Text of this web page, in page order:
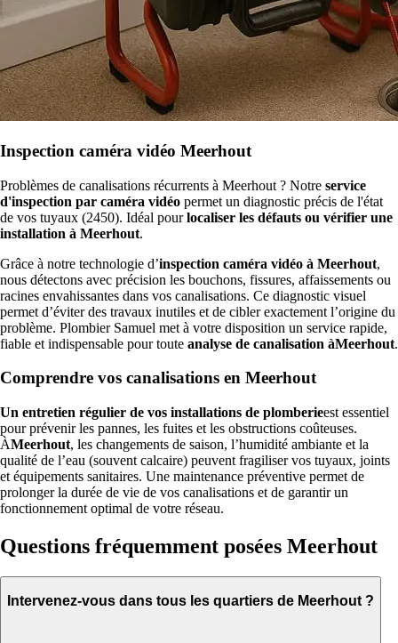
Inspection caméra vidéo Meerhout
Problèmes de canalisations récurrents à Meerhout ? Notre service
d'inspection par caméra vidéo permet un diagnostic précis de l'état
de vos tuyaux (2450). Idéal pourlocaliser les défauts ou vérifier une
installation à Meerhout.
Grâce à notre technologie d’inspection caméra vidéo à Meerhout,
nous détectons avec précision les bouchons, fissures, affaissements ou
racines envahissantes dans vos canalisations. Ce diagnostic visuel
permet d’éviter des travaux inutiles et de cibler exactement l’origine du
problème. Plombier Samuel met à votre disposition un service rapide,
fiable et indispensable pour toute analyse de canalisation àMeerhout.
Comprendre vos canalisations en Meerhout
Un entretien régulier de vos installations de plomberieest essentiel
pour prévenir les pannes, les fuites et les obstructions coûteuses.
ÀMeerhout, les changements de saison, l’humidité ambiante et la
qualité de l’eau (souvent calcaire) peuvent fragiliser vos tuyaux, joints
et équipements sanitaires. Une maintenance préventive permet de
prolonger la durée de vie de vos canalisations et de garantir un
fonctionnement optimal de votre réseau.
Questions fréquemment posées Meerhout
Intervenez-vous dans tous les quartiers de Meerhout ?